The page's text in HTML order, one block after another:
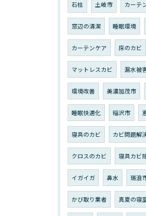
石柱 土岐市 カーテ
窓辺の清潔 睡眠環境
カーテンケア 床のカビ
マットレスカビ 漏水被
環境改善 美濃加茂市
睡眠快適化 稲沢市
寝具のカビ カビ問題解
クロスのカビ 寝具カビ
イガイガ 鼻水 瑞浪
かび取り業者 真夏の寝